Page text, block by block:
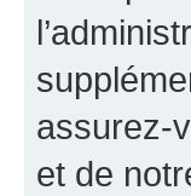
assurez-
et de